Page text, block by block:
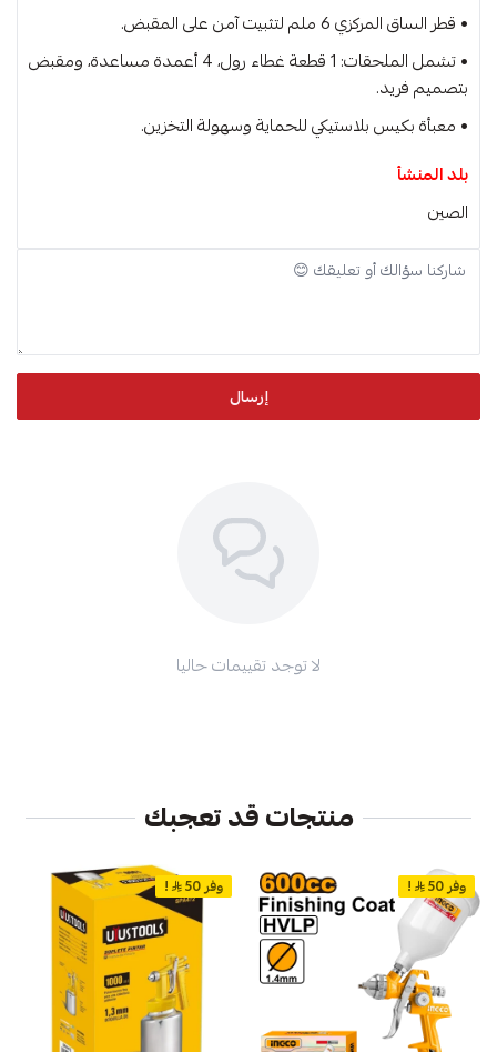
• قطر الساق المركزي 6 ملم لتثبيت آمن على المقبض.
• تشمل الملحقات: 1 قطعة غطاء رول، 4 أعمدة مساعدة، ومقبض
بتصميم فريد.
• معبأة بكيس بلاستيكي للحماية وسهولة التخزين.
بلد المنشأ
الصين
إرسال
لا توجد تقييمات حاليا
منتجات قد تعجبك
وفر 50 ! وفر 50 !